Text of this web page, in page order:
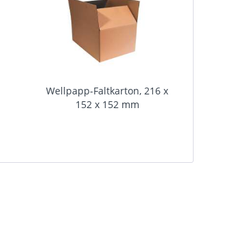
Wellpapp-Faltkarton, 216 x
152 x 152 mm